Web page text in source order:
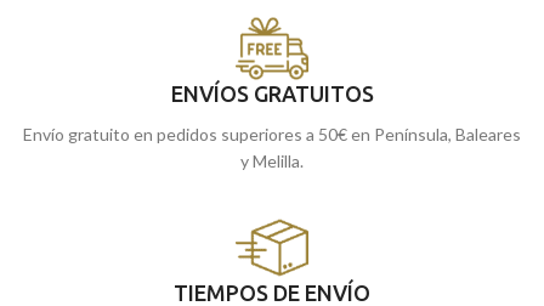
ENVÍOS GRATUITOS
Envío gratuito en pedidos superiores a 50€ en Península, Baleares
y Melilla.
TIEMPOS DE ENVÍO